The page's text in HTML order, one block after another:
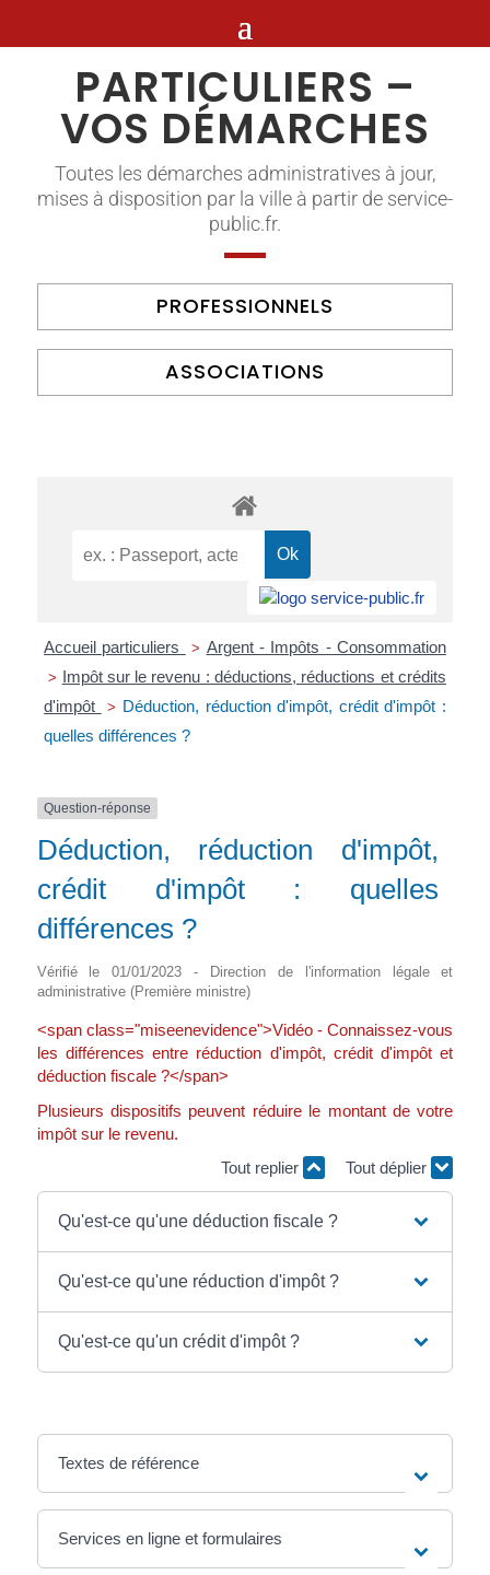
PARTICULIERS –
VOS DÉMARCHES
Toutes les démarches administratives à jour,
mises à disposition par la ville à partir de service-
public.fr.
PROFESSIONNELS
ASSOCIATIONS
Accueil particuliers > Argent - Impôts - Consommation
> Impôt sur le revenu : déductions, réductions et crédits
d'impôt
> Déduction, réduction d'impôt, crédit d'impôt :
quelles différences ?
Question-réponse
Déduction, réduction d'impôt,
crédit d'impôt : quelles
différences ?
Vérifié le 01/01/2023 - Direction de l'information légale et
administrative (Première ministre)
<span class="miseenevidence">Vidéo - Connaissez-vous
les différences entre réduction d'impôt, crédit d'impôt et
déduction fiscale ?</span>
Plusieurs dispositifs peuvent réduire le montant de votre
impôt sur le revenu.
Tout replier
Tout déplier
Qu'est-ce qu'une déduction fiscale ?
Qu'est-ce qu'une réduction d'impôt ?
Qu'est-ce qu'un crédit d'impôt ?
Textes de référence
Services en ligne et formulaires